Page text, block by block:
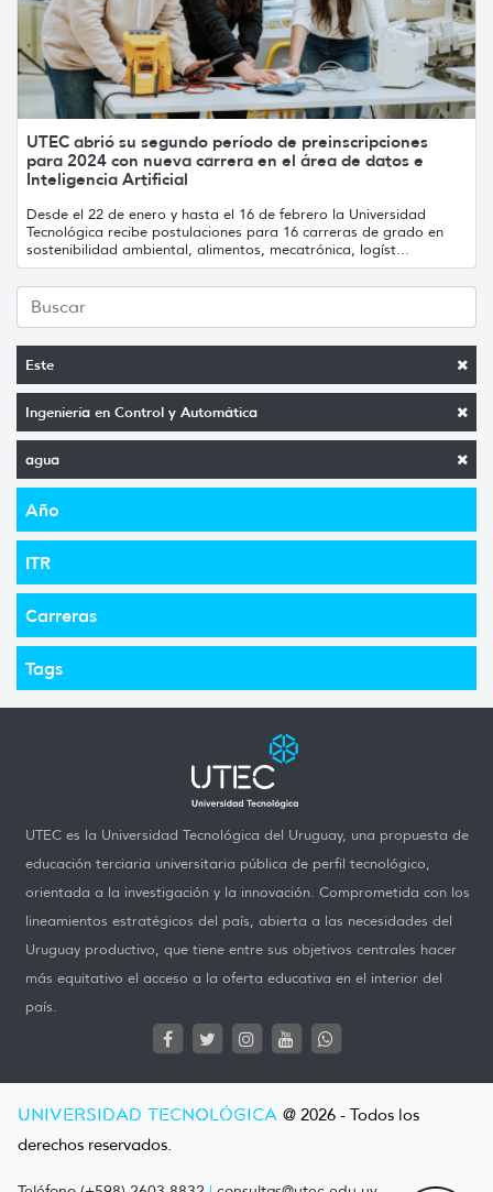
Este
Ingeniería en Control y Automática
agua
Año
ITR
Carreras
Tags
UTEC abrió su segundo período de preinscripciones
para 2024 con nueva carrera en el área de datos e
Inteligencia Artificial
Desde el 22 de enero y hasta el 16 de febrero la Universidad
Tecnológica recibe postulaciones para 16 carreras de grado en
sostenibilidad ambiental, alimentos, mecatrónica, logíst...
UTEC es la Universidad Tecnológica del Uruguay, una propuesta de
educación terciaria universitaria pública de perfil tecnológico,
orientada a la investigación y la innovación. Comprometida con los
lineamientos estratégicos del país, abierta a las necesidades del
Uruguay productivo, que tiene entre sus objetivos centrales hacer
más equitativo el acceso a la oferta educativa en el interior del
país.
UNIVERSIDAD TECNOLÓGICA @ 2026 - Todos los
derechos reservados.